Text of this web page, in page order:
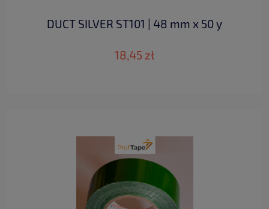
DUCT SILVER ST101 | 48 mm x 50 y
18,45 zł